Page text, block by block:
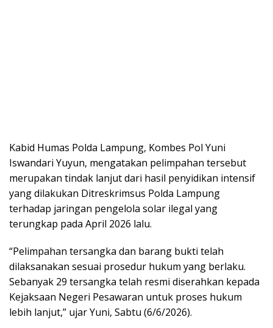
Kabid Humas Polda Lampung, Kombes Pol Yuni
Iswandari Yuyun, mengatakan pelimpahan tersebut
merupakan tindak lanjut dari hasil penyidikan intensif
yang dilakukan Ditreskrimsus Polda Lampung
terhadap jaringan pengelola solar ilegal yang
terungkap pada April 2026 lalu.
“Pelimpahan tersangka dan barang bukti telah
dilaksanakan sesuai prosedur hukum yang berlaku.
Sebanyak 29 tersangka telah resmi diserahkan kepada
Kejaksaan Negeri Pesawaran untuk proses hukum
lebih lanjut,” ujar Yuni, Sabtu (6/6/2026).